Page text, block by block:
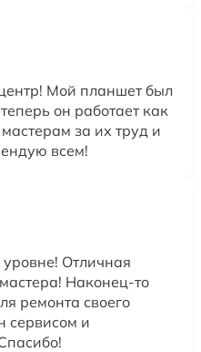
Мой планшет был
он работает как
за их труд и
всем!
Отличная
Наконец-то
ремонта своего
сервисом и